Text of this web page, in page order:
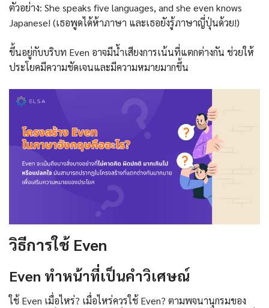
ตัวอย่าง: She speaks five languages, and she even knows
Japanese! (เธอพูดได้ห้าภาษา และเธอยังรู้ภาษาญี่ปุ่นด้วย!)
ขึ้นอยู่กับบริบท Even อาจมีน้ำเสียงการเน้นที่แตกต่างกัน ช่วยให้
ประโยคมีความชัดเจนและมีความหมายมากขึ้น
วิธีการใช้ Even
Even ทำหน้าที่เป็นคำวิเศษณ์
ใช้ Even เมื่อไหร่? เมื่อไหร่ควรใช้ Even? ตามพจนานุกรมของ